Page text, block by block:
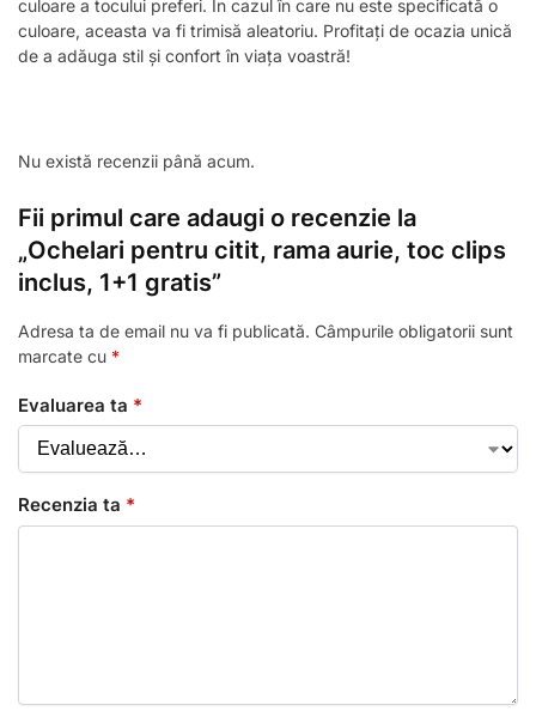
culoare a tocului preferi. În cazul în care nu este specificată o
culoare, aceasta va fi trimisă aleatoriu. Profitați de ocazia unică
de a adăuga stil și confort în viața voastră!
Nu există recenzii până acum.
Fii primul care adaugi o recenzie la
„Ochelari pentru citit, rama aurie, toc clips
inclus, 1+1 gratis”
Adresa ta de email nu va fi publicată. Câmpurile obligatorii sunt
marcate cu *
Evaluarea ta *
Recenzia ta *